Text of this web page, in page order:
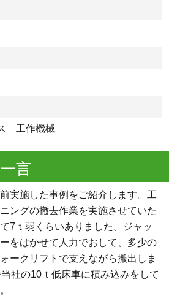
工作機械
言
実施した事例をご紹介します。工
ングの撤去作業を実施させていた
7ｔ弱くらいありました。ジャッ
をはかせて人力でおして、多少の
ークリフトで支えながら搬出しま
社の10ｔ低床車に積み込みをして